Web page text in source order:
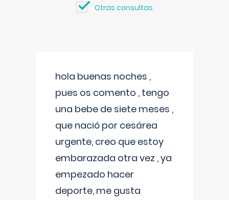
Otras consultas
hola buenas noches ,
pues os comento , tengo
una bebe de siete meses ,
que nació por cesárea
urgente, creo que estoy
embarazada otra vez , ya
empezado hacer
deporte, me gusta